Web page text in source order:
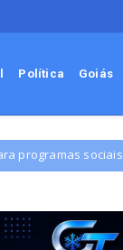
Política Goiás
Distrito Federal